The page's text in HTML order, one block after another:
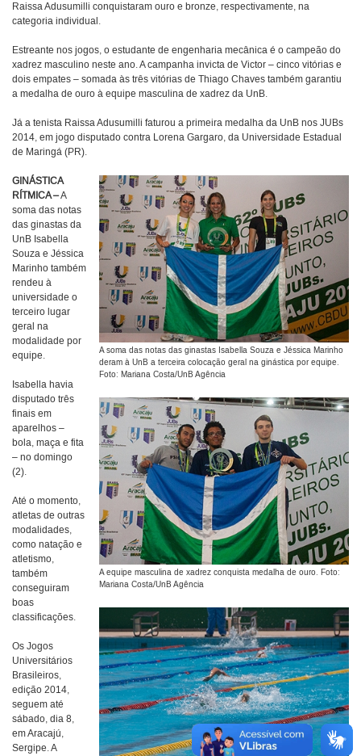
Raissa Adusumilli conquistaram ouro e bronze, respectivamente, na
categoria individual.
Estreante nos jogos, o estudante de engenharia mecânica é o campeão do
xadrez masculino neste ano. A campanha invicta de Victor – cinco vitórias e
dois empates – somada às três vitórias de Thiago Chaves também garantiu
a medalha de ouro à equipe masculina de xadrez da UnB.
Já a tenista Raissa Adusumilli faturou a primeira medalha da UnB nos JUBs
2014, em jogo disputado contra Lorena Gargaro, da Universidade Estadual
de Maringá (PR).
A soma das notas das ginastas Isabella Souza e Jéssica Marinho
deram à UnB a terceira colocação geral na ginástica por equipe.
Foto: Mariana Costa/UnB Agência
A equipe masculina de xadrez conquista medalha de ouro. Foto:
Mariana Costa/UnB Agência
GINÁSTICA
RÍTMICA –A
soma das notas
das ginastas da
UnB Isabella
Souza e Jéssica
Marinho também
rendeu à
universidade o
terceiro lugar
geral na
modalidade por
equipe.
Isabella havia
disputado três
finais em
aparelhos –
bola, maça e fita
– no domingo
(2).
Até o momento,
atletas de outras
modalidades,
como natação e
atletismo,
também
conseguiram
boas
classificações.
Os Jogos
Universitários
Brasileiros,
edição 2014,
seguem até
sábado, dia 8,
em Aracajú,
Sergipe. A